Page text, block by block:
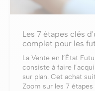
Les 7 étapes clés
complet pour les
La Vente en l’État
consiste à faire
sur plan. Cet achat
Zoom sur les 7 étapes